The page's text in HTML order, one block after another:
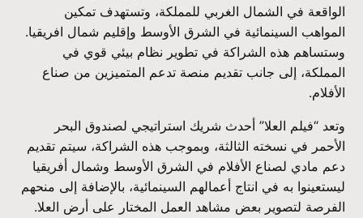
الواقعة في الشمال الغربي للمملكة، وتستهدف تمكين
المواهب السينمائية في الشرق الأوسط وإقليم شمال افريقيا.
وستساهم هذه الشراكة في تطوير نظام بيئي قوي في
المملكة، إلى جانب تقديم منصة تدعم المتميزين من صناع
الأفلام.
وتعد “فيلم العلا” أحدث شريك استراتيجي لصندوق البحر
الأحمر في نسخته الثالثة، وبموجب هذه الشراكة، سيتم تقديم
دعم مادي لصناع الأفلام في الشرق الأوسط وشمال أفريقيا
ليستعينوا به في انتاج أعمالهم السينمائية، بالإضافة إلى منحهم
الفرصة لتصوير بعض مشاهد العمل المختار على أرض العلا.